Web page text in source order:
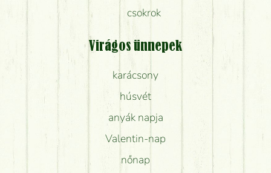
csokrok
Virágos ünnepek
karácsony
húsvét
anyák napja
Valentin-nap
nőnap